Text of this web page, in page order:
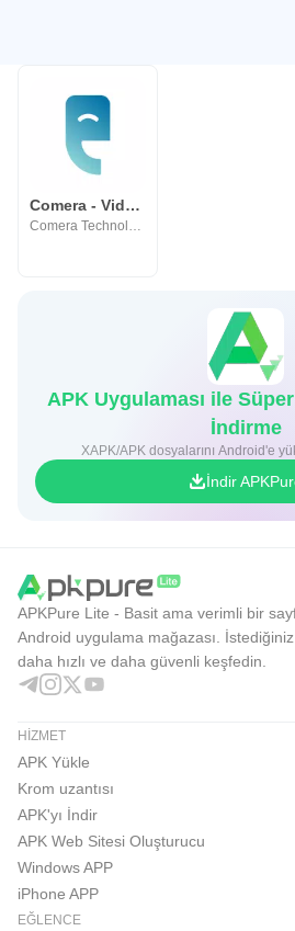
Comera - Video Calls & Chat
Comera Technology LLC
APK Uygulaması ile Süper
İndirme
XAPK/APK dosyalarını Android'e
İndir
APKPure Lite - Basit ama verimli bir
Android uygulama mağazası.
daha hızlı ve daha güvenli keşfedin.
HIZMET
APK Yükle
Krom uzantısı
APK'yı İndir
APK Web Sitesi Oluşturucu
Windows APP
iPhone APP
EĞLENCE